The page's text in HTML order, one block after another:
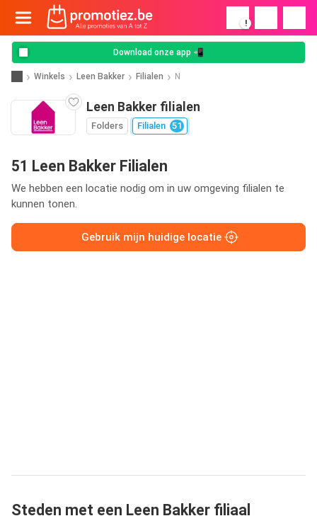
!
Download onze app 📲
Winkels Leen Bakker Filialen N
Leen Bakker filialen
Folders Filialen 51
51 Leen Bakker Filialen
We hebben een locatie nodig om in uw omgeving filialen te
kunnen tonen.
Gebruik mijn huidige locatie
Steden met een Leen Bakker filiaal